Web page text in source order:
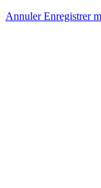
AnnulerEnregistrer